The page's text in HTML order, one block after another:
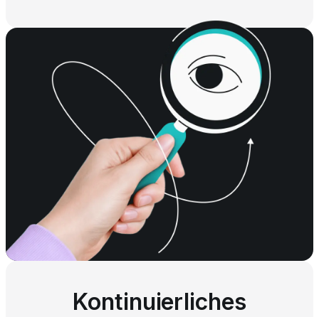
Kontinuierliches